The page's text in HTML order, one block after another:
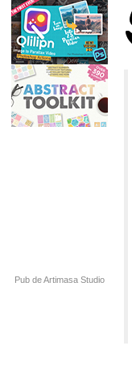
Pub de Artimasa Studio